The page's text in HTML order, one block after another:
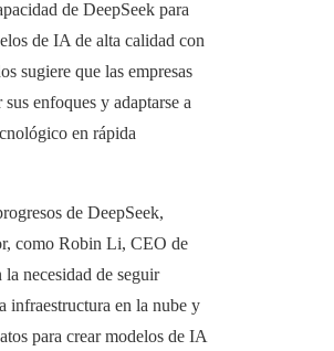
de DeepSeek para
de IA de alta calidad con
sugiere que las empresas
enfoques y adaptarse a
en rápida
de DeepSeek,
como Robin Li, CEO de
la necesidad de seguir
infraestructura en la nube y
para crear modelos de IA